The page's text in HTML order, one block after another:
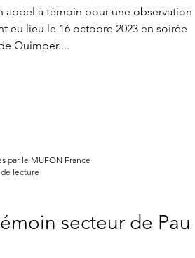
appel à témoin pour une observation
eu lieu le 16 octobre 2023 en soirée
Quimper....
secteur de Pau
par le MUFON France
lecture